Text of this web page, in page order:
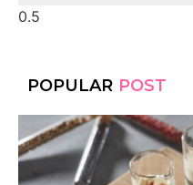
POPULAR POST